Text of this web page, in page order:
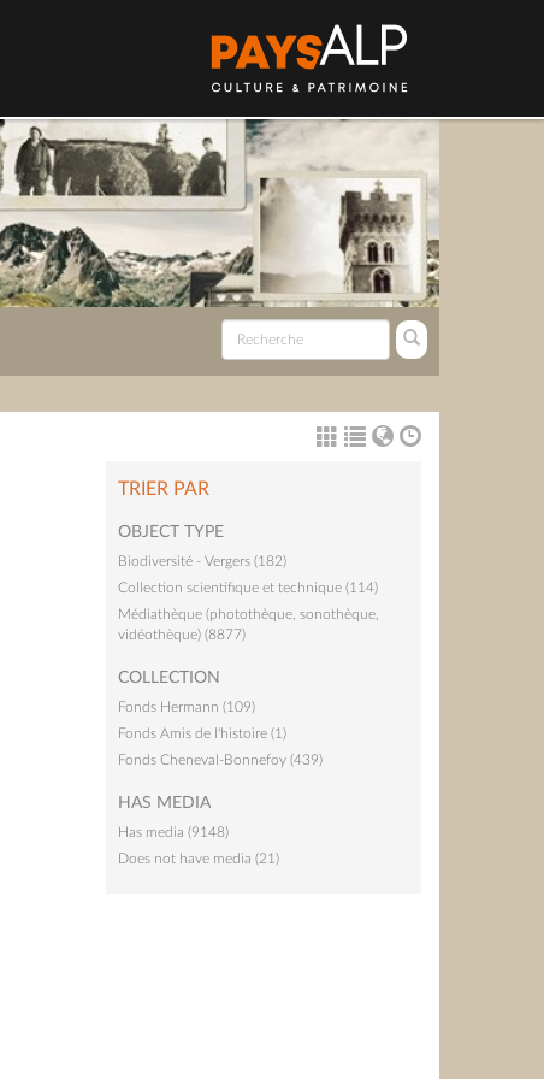
TRIER PAR
OBJECT TYPE
Biodiversité - Vergers (182)
Collection scientifique et technique (114)
Médiathèque (photothèque, sonothèque,
vidéothèque) (8877)
COLLECTION
Fonds Hermann (109)
Fonds Amis de l'histoire (1)
Fonds Cheneval-Bonnefoy (439)
HAS MEDIA
Has media (9148)
Does not have media (21)